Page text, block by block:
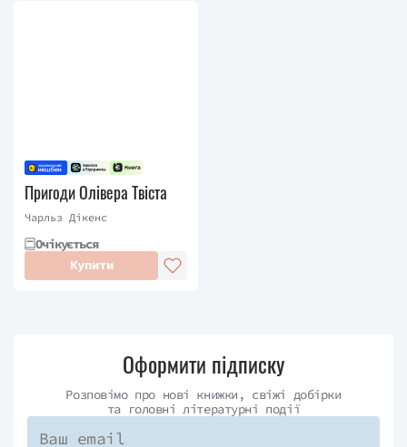
Пригоди Олівера Твіста
Чарльз Дікенс
Очікується
Купити
Оформити підписку
Розповімо про нові книжки, свіжі добірки
та головні літературні події